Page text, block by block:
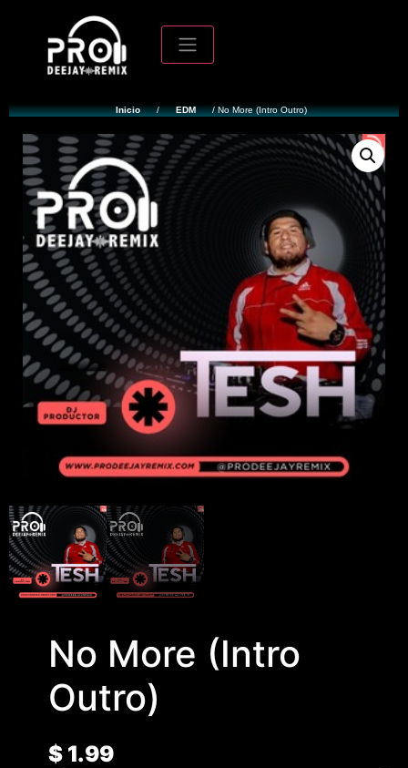
Inicio / EDM / No More (Intro Outro)
No More (Intro
Outro)
$1.99